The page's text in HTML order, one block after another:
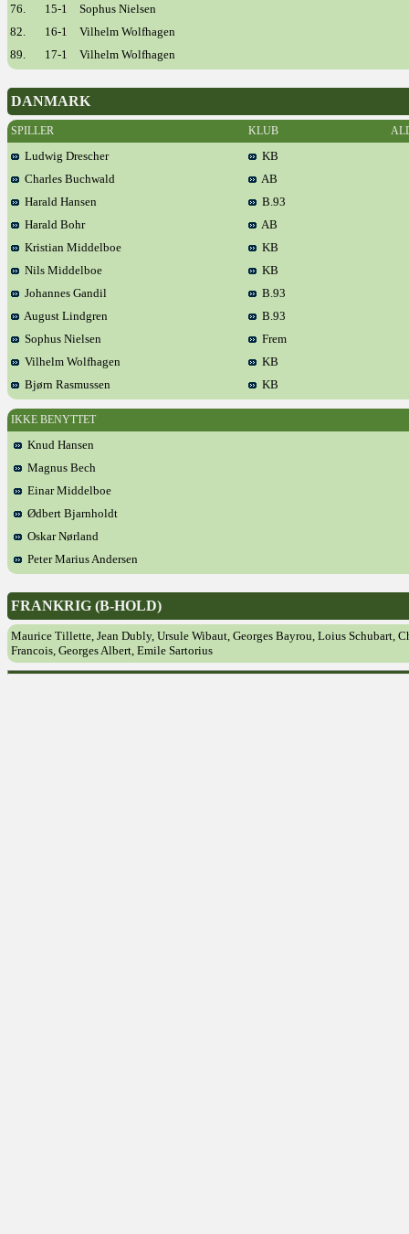
76.
15-1
Sophus Nielsen
82.
16-1
Vilhelm Wolfhagen
89.
17-1 Vilhelm Wolfhagen
DANMARK
SPILLER KLUB
Ludwig Drescher
KB
Charles Buchwald
AB
Harald Hansen
B.93
Harald Bohr
AB
Kristian Middelboe
KB
Nils Middelboe
KB
Johannes Gandil
B.93
August Lindgren
B.93
Sophus Nielsen
Frem
Vilhelm Wolfhagen
KB
Bjørn Rasmussen
KB
IKKE BENYTTET
Knud Hansen
Magnus Bech
Einar Middelboe
Ødbert Bjarnholdt
Oskar Nørland
Peter Marius Andersen
FRANKRIG (B-HOLD)
Maurice Tillette, Jean Dubly, Ursule Wibaut, Georges Bayrou, Loius Schubart,
Francois, Georges Albert, Emile Sartorius